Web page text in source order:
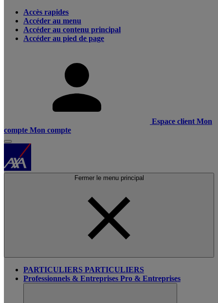
Accès rapides
Accéder au menu
Accéder au contenu principal
Accéder au pied de page
Espace client Mon
compte Mon compte
Fermer le menu principal
PARTICULIERS PARTICULIERS
Professionnels & Entreprises Pro & Entreprises